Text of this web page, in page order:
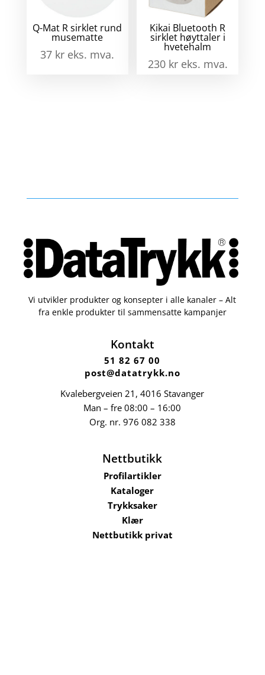
Q-Mat R sirklet rund
musematte
37 kr eks. mva.
Kikai Bluetooth R
sirklet høyttaler i
hvetehalm
230 kr eks. mva.
Vi utvikler produkter og konsepter i alle kanaler – Alt
fra enkle produkter til sammensatte kampanjer
Kontakt
51 82 67 00
post@datatrykk.no
Kvalebergveien 21 , 4016 Stavanger
Man – fre 08:00 – 16:00
Org. nr. 976 082 338
Nettbutikk
Profilartikler
Kataloger
Trykksaker
Klær
Nettbutikk privat